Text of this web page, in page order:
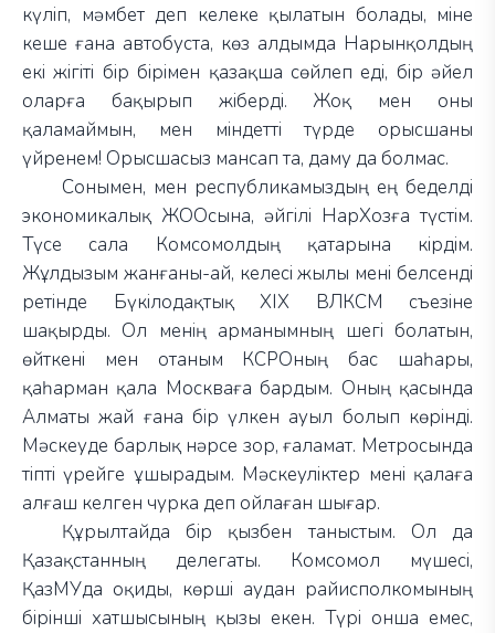
күліп, мәмбет деп келеке қылатын болады, міне
кеше ғана автобуста, көз алдымда Нарынқолдың
екі жігіті бір бірімен қазақша сөйлеп еді, бір әйел
оларға бақырып жіберді. Жоқ мен оны
қаламаймын, мен міндетті түрде орысшаны
үйренем! Орысшасыз мансап та, даму да болмас.
Сонымен, мен республикамыздың ең беделді
экономикалық ЖООсына, әйгілі НарХозға түстім.
Түсе сала Комсомолдың қатарына кірдім.
Жұлдызым жанғаны-ай, келесі жылы мені белсенді
ретінде Бүкілодақтық XIX ВЛКСМ съезіне
шақырды. Ол менің арманымның шегі болатын,
өйткені мен отаным КСРОның бас шаһары,
қаһарман қала Москваға бардым. Оның қасында
Алматы жай ғана бір үлкен ауыл болып көрінді.
Мәскеуде барлық нәрсе зор, ғаламат. Метросында
тіпті үрейге ұшырадым. Мәскеуліктер мені қалаға
алғаш келген чурка деп ойлаған шығар.
Құрылтайда бір қызбен таныстым. Ол да
Қазақстанның делегаты. Комсомол мүшесі,
ҚазМУда оқиды, көрші аудан райисполкомының
бірінші хатшысының қызы екен. Түрі онша емес,